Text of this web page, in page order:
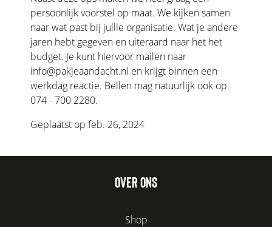
persoonlijk voorstel op maat. We kijken samen
naar wat past bij jullie organisatie. Wat je andere
jaren hebt gegeven en uiteraard naar het het
budget. Je kunt hiervoor mailen naar
info@pakjeaandacht.nl en krijgt binnen een
werkdag reactie. Bellen mag natuurlijk ook op
074 - 700 2280.
Geplaatst op feb. 26, 2024
OVER ONS
Shop